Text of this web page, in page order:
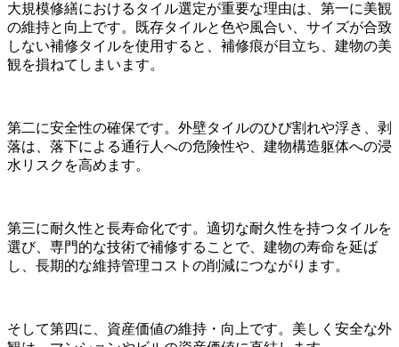
大規模修繕におけるタイル選定が重要な理由は、第一に美観
の維持と向上です。既存タイルと色や風合い、サイズが合致
しない補修タイルを使用すると、補修痕が目立ち、建物の美
観を損ねてしまいます。
第二に安全性の確保です。外壁タイルのひび割れや浮き、剥
落は、落下による通行人への危険性や、建物構造躯体への浸
水リスクを高めます。
第三に耐久性と長寿命化です。適切な耐久性を持つタイルを
選び、専門的な技術で補修することで、建物の寿命を延ば
し、長期的な維持管理コストの削減につながります。
そして第四に、資産価値の維持・向上です。美しく安全な外